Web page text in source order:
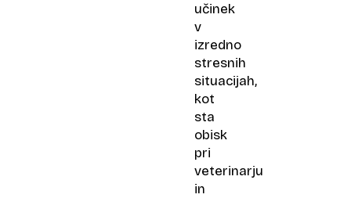
učinek
v
izredno
stresnih
situacijah,
kot
sta
obisk
pri
veterinarju
in